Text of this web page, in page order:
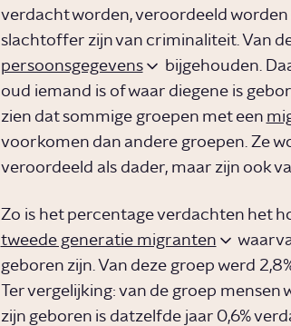
verdacht worden, veroordeeld worden
slachtoffer zijn van criminaliteit. Van
persoonsgegevens
bijgehouden.
oud iemand is of waar diegene is
zien dat sommige groepen met een
voorkomen dan andere groepen. Ze
veroordeeld als dader, maar zijn ook
Zo is het percentage verdachten het
tweede generatie migranten
geboren zijn. Van deze groep werd
Ter vergelijking: van de groep
zijn geboren is datzelfde jaar 0,6%